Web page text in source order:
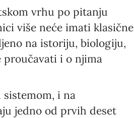
vrhu po pitanju
više neće imati klasične
na istoriju, biologiju,
proučavati i o njima
i na
jedno od prvih deset